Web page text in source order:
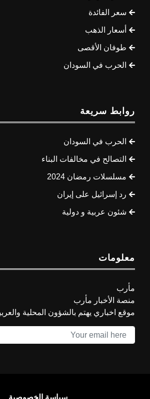
سعر الفائدة
أسعار الذهب
طوفان الأقصى
الحرب في السودان
روابط سريعة
الحرب في السودان
التصالح في مخالفات البناء
مسلسلات رمضان 2024
رد إسرائيل على إيران
شئون عربية و دولية
معلومات
مأرب
منصة الأخبار مأرب
موقع اخباري يهتم بالشؤون المحلية